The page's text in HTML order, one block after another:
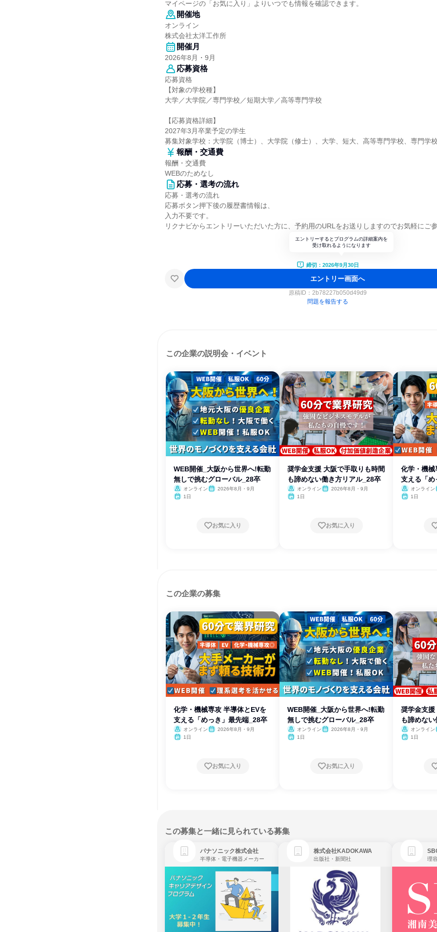
マイページの「お気に入り」よりいつでも情報を確認できます。
開催地
オンライン
株式会社太洋工作所
開催月
2026年8月・9月
応募資格
応募資格
【対象の学校種】
大学／大学院／専門学校／短期大学／高等専門学校
【応募資格詳細】
2027年3月卒業予定の学生
募集対象学校：大学院（博士）、大学院（修士）、大学、短大、高等専門学校、専門学校
報酬・交通費
報酬・交通費
WEBのためなし
応募・選考の流れ
応募・選考の流れ
応募ボタン押下後の履歴書情報は、
入力不要です。
リクナビからエントリーいただいた方に、予約用のURLをお送りしますのでお気軽にご参
エントリーするとプログラムの詳細案内を
受け取れるようになります
締切：2026年9月30日
エントリー画面へ
原稿ID： 2b78227b050d49d9
問題を報告する
この企業の説明会・イベント
WEB開催_大阪から世界へ!転勤
無しで挑むグローバル_28卒
オンライン
2026年8月・9月
1日
お気に入り
奨学金支援 大阪で手取りも時間
も諦めない働き方リアル_28卒
オンライン
2026年8月・9月
1日
お気に入り
化学・機械
支える「
オンライン
1日
この企業の募集
化学・機械専攻 半導体とEVを
支える「めっき」最先端_28卒
オンライン
2026年8月・9月
1日
お気に入り
WEB開催_大阪から世界へ!転勤
無しで挑むグローバル_28卒
オンライン
2026年8月・9月
1日
お気に入り
奨学金支援
も諦めな
オンライン
1日
この募集と一緒に見られている募集
パナソニック株式会社
半導体・電子機器メーカー
株式会社KADOKAWA
出版社・新聞社